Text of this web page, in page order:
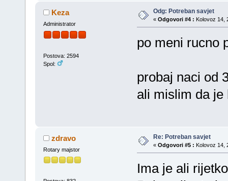
Keza
Administrator
Postova: 2594
Spol:
Odg: Potreban savjet
« Odgovori #4 : Kolovoz 14,
po meni rucno
probaj naci od
ali mislim da je
zdravo
Rotary majstor
Re: Potreban savjet
« Odgovori #5 : Kolovoz 14,
Ima je ali